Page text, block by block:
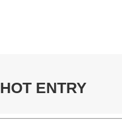
HOT ENTRY